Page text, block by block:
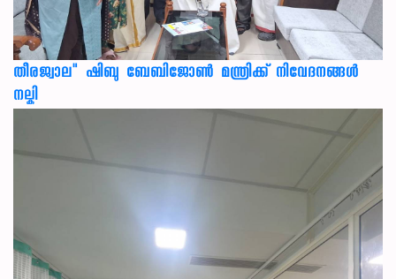
തീരജ്വാല" ഷിബു ബേബിജോൺ മന്ത്രിക്ക് നിവേദനങ്ങള്‍
നല്കി